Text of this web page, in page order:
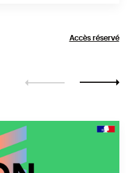
Accès réservé